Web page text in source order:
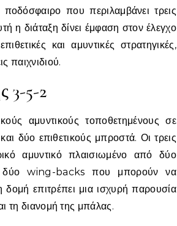
που περιλαμβάνει τρεις
η διάταξη δίνει έμφαση στον έλεγχο
και αμυντικές στρατηγικές,
παιχνιδιού.
3-5-2
αμυντικούς τοποθετημένους σε
δύο επιθετικούς μπροστά. Οι τρεις
αμυντικό πλαισιωμένο από δύο
δύο wing-backs που μπορούν να
δομή επιτρέπει μια ισχυρή παρουσία
τη διανομή της μπάλας.